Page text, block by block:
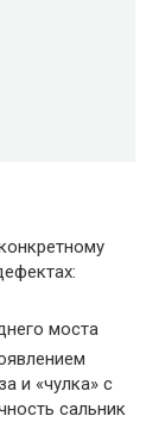
моста
и «чулка» с
сальник